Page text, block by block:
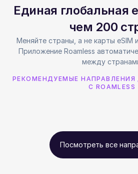
Единая глобальная
чем 200
Меняйте страны, а не карты eSIM
Приложение Roamless
между
РЕКОМЕНДУЕМЫЕ
С ROAMLESS
Посмотреть все